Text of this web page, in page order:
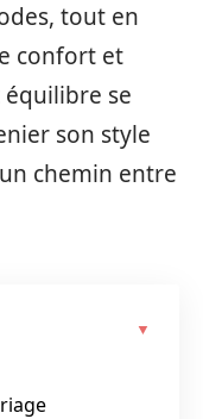
tout en
confort et
se
son style
chemin entre